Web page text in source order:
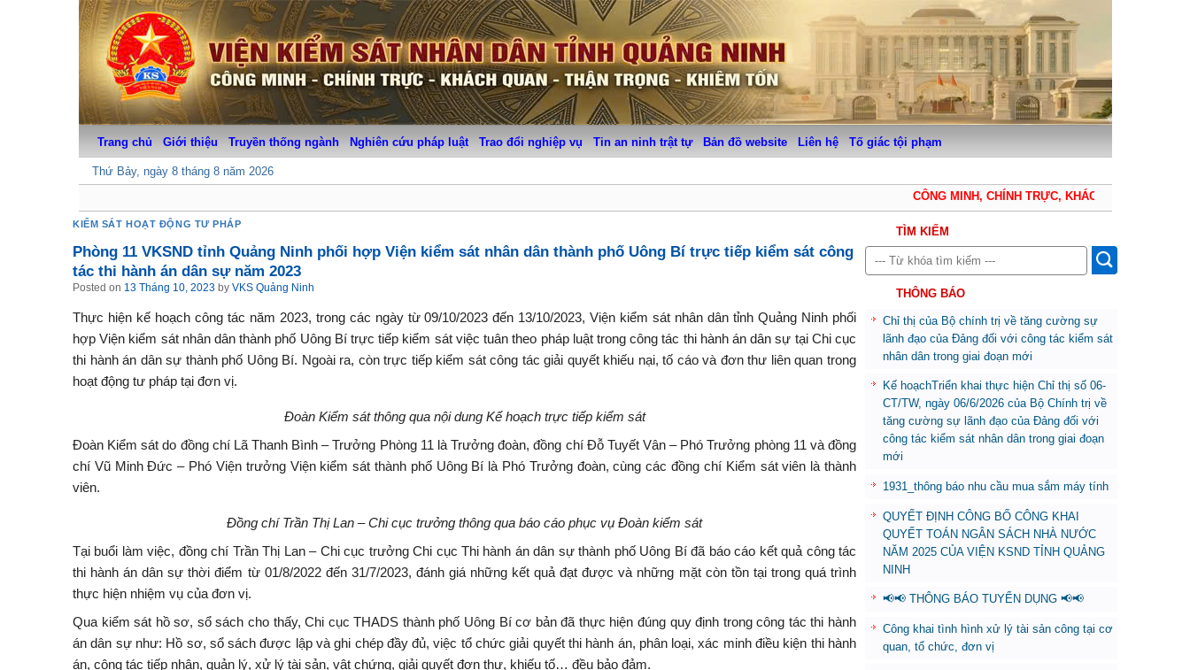
Trang chủ Giới thiệu Truyền thống ngành Nghiên cứu pháp luật Trao đổi nghiệp vụ Tin an ninh trật tự Bản đồ website Liên hệ Tố giác tội phạm
Thứ Bảy, ngày 8 tháng 8 năm 2026
CÔNG MINH, CHÍNH TRỰC, KHÁCH QUAN, THẬN
KIỂM SÁT HOẠT ĐỘNG TƯ PHÁP
Phòng 11 VKSND tỉnh Quảng Ninh phối hợp Viện kiểm sát nhân dân thành phố Uông Bí trực tiếp kiểm sát công
tác thi hành án dân sự năm 2023
Posted on 13 Tháng 10, 2023 by VKS Quảng Ninh
Thực hiện kế hoạch công tác năm 2023, trong các ngày từ 09/10/2023 đến 13/10/2023, Viện kiểm sát nhân dân tỉnh Quảng Ninh phối
hợp Viện kiểm sát nhân dân thành phố Uông Bí trực tiếp kiểm sát việc tuân theo pháp luật trong công tác thi hành án dân sự tại Chi cục
thi hành án dân sự thành phố Uông Bí. Ngoài ra, còn trực tiếp kiểm sát công tác giải quyết khiếu nại, tố cáo và đơn thư liên quan trong
hoạt động tư pháp tại đơn vị.
Đoàn Kiểm sát thông qua nội dung Kế hoạch trực tiếp kiểm sát
Đoàn Kiểm sát do đồng chí Lã Thanh Bình – Trưởng Phòng 11 là Trưởng đoàn, đồng chí Đỗ Tuyết Vân – Phó Trưởng phòng 11 và đồng
chí Vũ Minh Đức – Phó Viện trưởng Viện kiểm sát thành phố Uông Bí là Phó Trưởng đoàn, cùng các đồng chí Kiểm sát viên là thành
viên.
Đồng chí Trần Thị Lan – Chi cục trưởng thông qua báo cáo phục vụ Đoàn kiểm sát
Tại buổi làm việc, đồng chí Trần Thị Lan – Chi cục trưởng Chi cục Thi hành án dân sự thành phố Uông Bí đã báo cáo kết quả công tác
thi hành án dân sự thời điểm từ 01/8/2022 đến 31/7/2023, đánh giá những kết quả đạt được và những mặt còn tồn tại trong quá trình
thực hiện nhiệm vụ của đơn vị.
Qua kiểm sát hồ sơ, sổ sách cho thấy, Chi cục THADS thành phố Uông Bí cơ bản đã thực hiện đúng quy định trong công tác thi hành
án dân sự như: Hồ sơ, sổ sách được lập và ghi chép đầy đủ, việc tổ chức giải quyết thi hành án, phân loại, xác minh điều kiện thi hành
án, công tác tiếp nhận, quản lý, xử lý tài sản, vật chứng, giải quyết đơn thư, khiếu tố… đều bảo đảm.
TÌM KIẾM
THÔNG BÁO
Chỉ thị của Bộ chính trị về tăng cường sự
lãnh đạo của Đảng đối với công tác kiểm sát
nhân dân trong giai đoạn mới
Kế hoạchTriển khai thực hiện Chỉ thị số 06-
CT/TW, ngày 06/6/2026 của Bộ Chính trị về
tăng cường sự lãnh đạo của Đảng đối với
công tác kiểm sát nhân dân trong giai đoạn
mới
1931_thông báo nhu cầu mua sắm máy tính
QUYẾT ĐỊNH CÔNG BỐ CÔNG KHAI
QUYẾT TOÁN NGÂN SÁCH NHÀ NƯỚC
NĂM 2025 CỦA VIỆN KSND TỈNH QUẢNG
NINH
📢📢 THÔNG BÁO TUYỂN DỤNG 📢📢
Công khai tình hình xử lý tài sản công tại cơ
quan, tổ chức, đơn vị